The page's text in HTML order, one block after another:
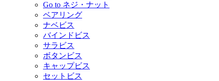
Go to ネジ・ナット
ベアリング
ナベビス
バインドビス
サラビス
ボタンビス
キャップビス
セットビス